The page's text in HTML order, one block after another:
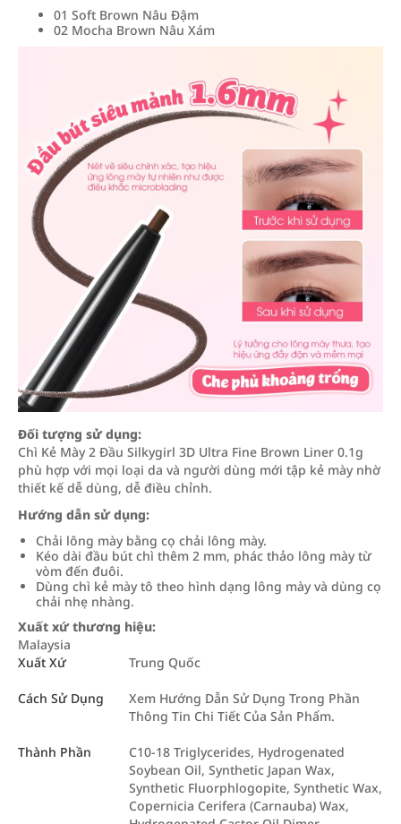
01 Soft Brown Nâu Đậm
02 Mocha Brown Nâu Xám
Đối tượng sử dụng:
Chì Kẻ Mày 2 Đầu Silkygirl 3D Ultra Fine Brown Liner 0.1g
phù hợp với mọi loại da và người dùng mới tập kẻ mày nhờ
thiết kế dễ dùng, dễ điều chỉnh.
Hướng dẫn sử dụng:
Chải lông mày bằng cọ chải lông mày.
Kéo dài đầu bút chì thêm 2 mm, phác thảo lông mày từ
vòm đến đuôi.
Dùng chì kẻ mày tô theo hình dạng lông mày và dùng cọ
chải nhẹ nhàng.
Xuất xứ thương hiệu:
Malaysia
Xuất Xứ
Trung Quốc
Cách Sử Dụng
Xem Hướng Dẫn Sử Dụng Trong Phần
Thông Tin Chi Tiết Của Sản Phẩm.
Thành Phần
C10-18 Triglycerides, Hydrogenated
Soybean Oil, Synthetic Japan Wax,
Synthetic Fluorphlogopite, Synthetic Wax,
Copernicia Cerifera (Carnauba) Wax,